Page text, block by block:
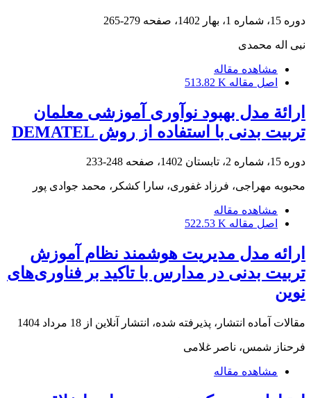
دوره 15، شماره 1، بهار 1402، صفحه 279-265
نبی اله محمدی
مشاهده مقاله
اصل مقاله 513.82 K
ارائة مدل بهبود نوآوری آموزشی معلمان
تربیت بدنی با استفاده از روش DEMATEL
دوره 15، شماره 2، تابستان 1402، صفحه 248-233
محبوبه مهراجی، فرزاد غفوری، سارا کشکر، محمد جوادی پور
مشاهده مقاله
اصل مقاله 522.53 K
ارائه مدل مدیریت هوشمند نظام آموزش
تربیت بدنی در مدارس با تاکید بر فناوری‌های
نوین
مقالات آماده انتشار، پذیرفته شده، انتشار آنلاین از 18 مرداد 1404
فرحناز شمس، ناصر غلامی
مشاهده مقاله